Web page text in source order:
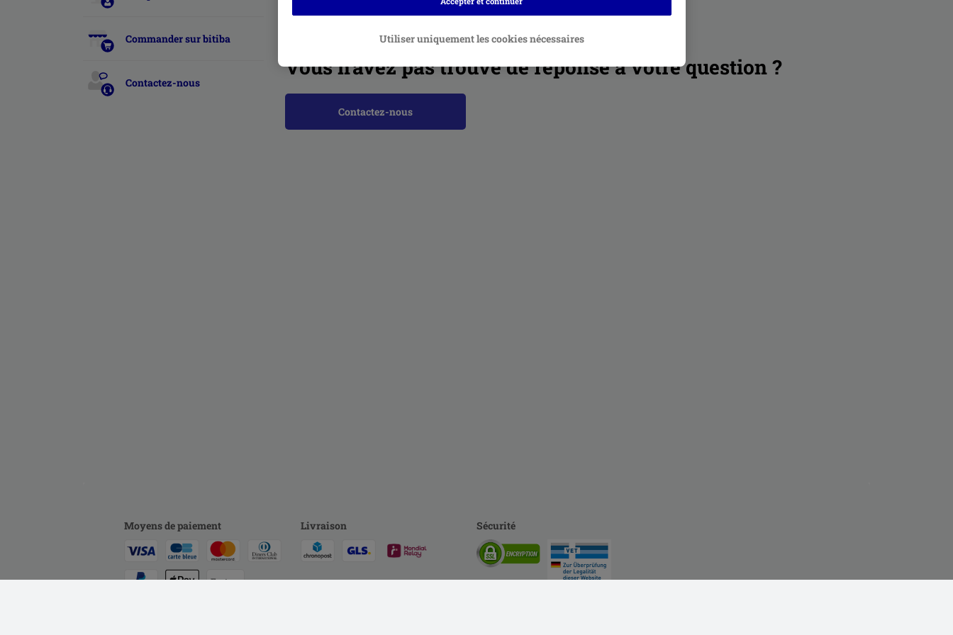
Commander sur bitiba
Contactez-nous
Vous n’avez pas trouvé de réponse à votre question ?
Contactez-nous
Moyens de paiement
Facture
Livraison Sécurité
Utiliser uniquement les cookies nécessaires